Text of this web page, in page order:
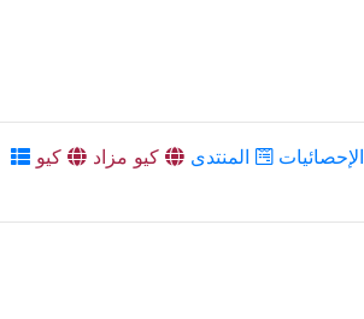
الإحصائيات المنتدى كيو مزاد
كيو